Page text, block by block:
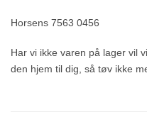
Horsens 7563 0456
Har vi ikke varen på lager vil
den hjem til dig, så tøv ikke